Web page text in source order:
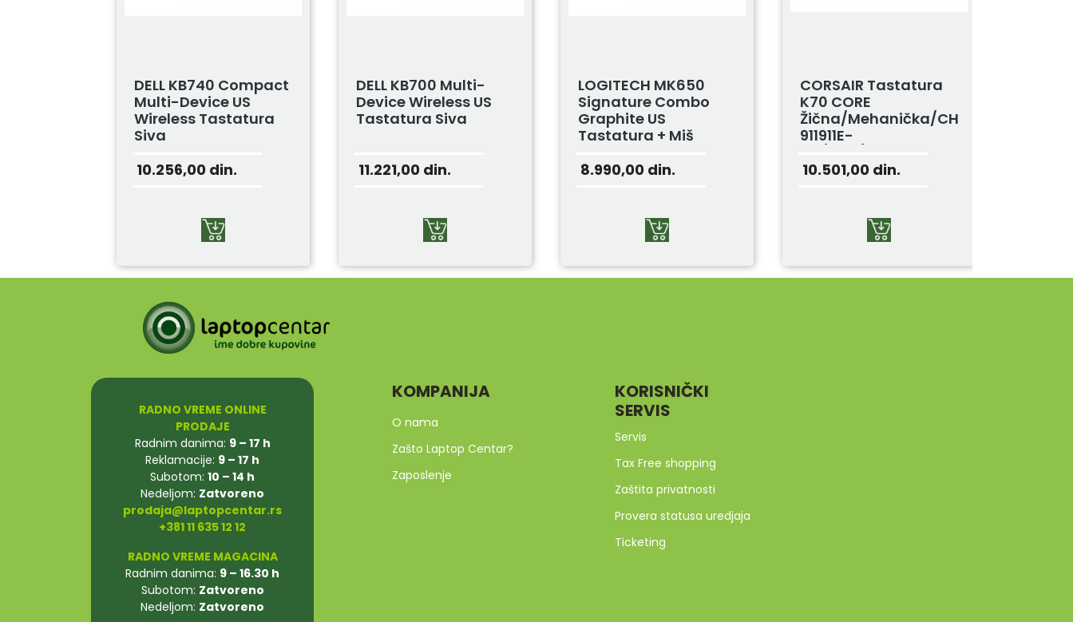
DELL KB740 Compact
Multi-Device US
Wireless Tastatura
Siva
10.256,00 din.
DELL KB700 Multi-
Device Wireless US
Tastatura Siva
11.221,00 din.
LOGITECH MK650
Signature Combo
Graphite US
Tastatura + Miš
8.990,00 din.
CORSAIR Tastatura
K70 CORE
Žična/mehanička/CH-
911911E-
10.501,00 din.
RADNO VREME ONLINE
PRODAJE
Radnim danima: 9 – 17 h
Reklamacije: 9 – 17 h
Subotom: 10 – 14 h
Nedeljom: Zatvoreno
prodaja@laptopcentar.rs
+381 11 635 12 12
RADNO VREME MAGACINA
Radnim danima: 9 – 16.30 h
Subotom: Zatvoreno
Nedeljom: Zatvoreno
KOMPANIJA
O nama
Zašto Laptop Centar?
Zaposlenje
KORISNIČKI
SERVIS
Servis
Tax Free shopping
Zaštita privatnosti
Provera statusa uredjaja
Ticketing